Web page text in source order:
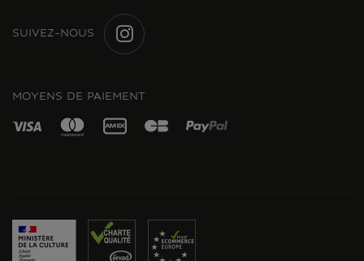
SUIVEZ-NOUS
MOYENS DE PAIEMENT